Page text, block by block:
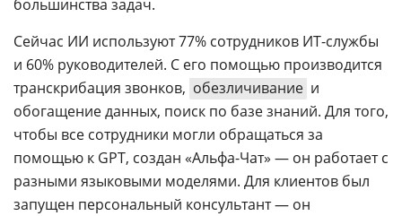
большинства задач.
Сейчас ИИ используют 77% сотрудников ИТ-службы
и 60% руководителей. С его помощью производится
транскрибация звонков, обезличивание и
обогащение данных, поиск по базе знаний. Для того,
чтобы все сотрудники могли обращаться за
помощью к GPT, создан «Альфа-Чат» — он работает с
разными языковыми моделями. Для клиентов был
запущен персональный консультант — он